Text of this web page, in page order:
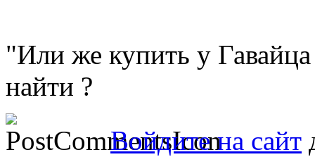
"Или же купить у
найти ?
Войдите на сайт